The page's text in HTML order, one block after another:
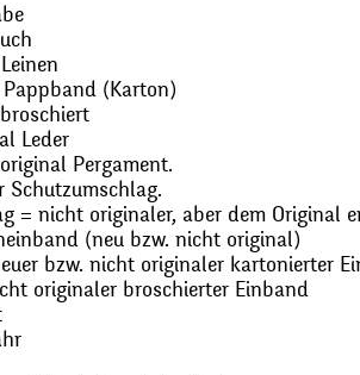
(Karton)
Leder
Pergament.
Schutzumschlag.
= nicht originaler, aber dem Original
(neu bzw. nicht original)
bzw. nicht originaler kartonierter
originaler broschierter Einband